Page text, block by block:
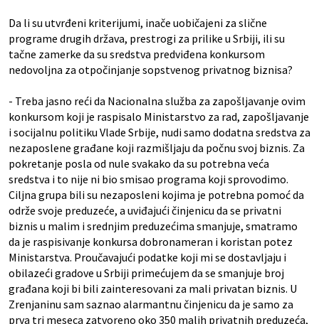
Da li su utvrđeni kriterijumi, inače uobičajeni za slične
programe drugih država, prestrogi za prilike u Srbiji, ili su
tačne zamerke da su sredstva predviđena konkursom
nedovoljna za otpočinjanje sopstvenog privatnog biznisa?
- Treba jasno reći da Nacionalna služba za zapošljavanje ovim
konkursom koji je raspisalo Ministarstvo za rad, zapošljavanje
i socijalnu politiku Vlade Srbije, nudi samo dodatna sredstva za
nezaposlene građane koji razmišljaju da počnu svoj biznis. Za
pokretanje posla od nule svakako da su potrebna veća
sredstva i to nije ni bio smisao programa koji sprovodimo.
Ciljna grupa bili su nezaposleni kojima je potrebna pomoć da
održe svoje preduzeće, a uviđajući činjenicu da se privatni
biznis u malim i srednjim preduzećima smanjuje, smatramo
da je raspisivanje konkursa dobronameran i koristan potez
Ministarstva. Proučavajući podatke koji mi se dostavljaju i
obilazeći gradove u Srbiji primećujem da se smanjuje broj
građana koji bi bili zainteresovani za mali privatan biznis. U
Zrenjaninu sam saznao alarmantnu činjenicu da je samo za
prva tri meseca zatvoreno oko 350 malih privatnih preduzeća,